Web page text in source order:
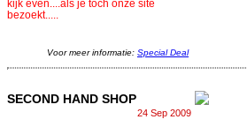
kijk even....als je toch onze site
bezoekt.....
Voor meer informatie: Special Deal
SECOND HAND SHOP
24 Sep 2009